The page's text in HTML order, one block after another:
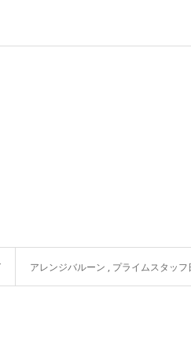
アレンジバルーン , プライムスタッフ